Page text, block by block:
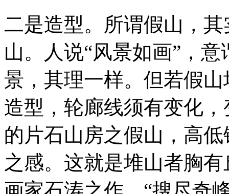
二是造型。所谓假山，
山。人说“风景如画”，
景，其理一样。但若假
造型，轮廊线须有变化
的片石山房之假山，高
之感。这就是堆山者胸